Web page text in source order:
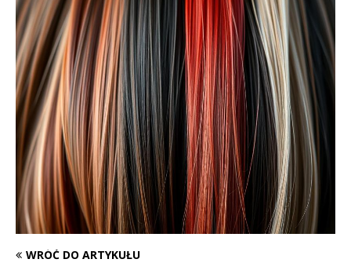
WRÓĆ DO ARTYKUŁU